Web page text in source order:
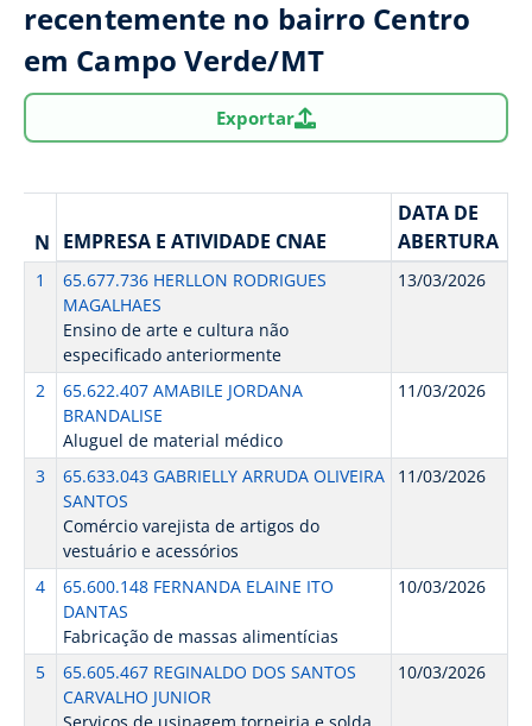
recentemente no bairro Centro
em Campo Verde/MT
Exportar
N EMPRESA E ATIVIDADE CNAE
DATA DE
ABERTURA
1
65.677.736 HERLLON RODRIGUES
MAGALHAES
Ensino de arte e cultura não
especificado anteriormente
13/03/2026
2
65.622.407 AMABILE JORDANA
BRANDALISE
Aluguel de material médico
11/03/2026
3
65.633.043 GABRIELLY ARRUDA OLIVEIRA
SANTOS
Comércio varejista de artigos do
vestuário e acessórios
11/03/2026
4
65.600.148 FERNANDA ELAINE ITO
DANTAS
Fabricação de massas alimentícias
10/03/2026
5
65.605.467 REGINALDO DOS SANTOS
CARVALHO JUNIOR
10/03/2026